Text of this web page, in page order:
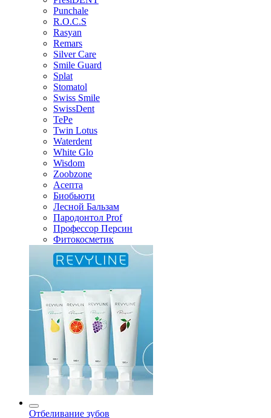
Punchale
R.O.C.S
Rasyan
Remars
Silver Care
Smile Guard
Splat
Stomatol
Swiss Smile
SwissDent
TePe
Twin Lotus
Waterdent
White Glo
Wisdom
Zoobzone
Асепта
Биобьюти
Лесной Бальзам
Пародонтол Prof
Профессор Персин
Фитокосметик
Отбеливание зубов